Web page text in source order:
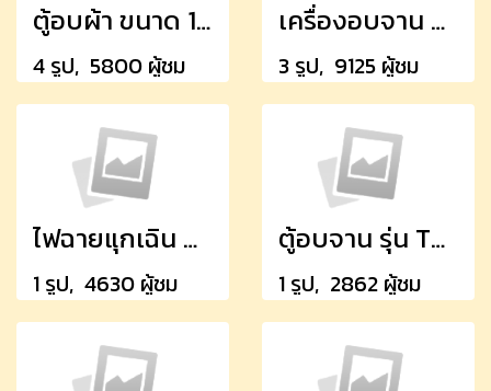
ตู้อบผ้า ขนาด 16 ลิตรและ 60 ลิตร
4 รูป, 5800 ผู้ชม
เครื่องอบจาน TPM - 700F
3 รูป, 9125 ผู้ชม
ไฟฉายแุกเฉิน สำหรับติดผนังในห้องพัก
1 รูป, 4630 ผู้ชม
ตู้อบจาน รุ่น TPM 380
1 รูป, 2862 ผู้ชม